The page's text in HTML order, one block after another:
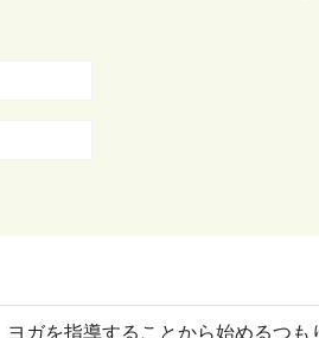
ガを指導することから始めるつ